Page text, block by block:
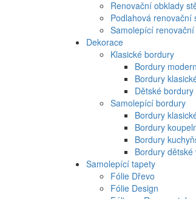
Renovační obklady
Podlahová renovační
Samolepící
Dekorace
Klasické bordury
Bordury
Bordury
Dětské bordury
Samolepící bordury
Bordury
Bordury
Bordury
Bordury dětské
Samolepící tapety
Fólie Dřevo
Fólie Design